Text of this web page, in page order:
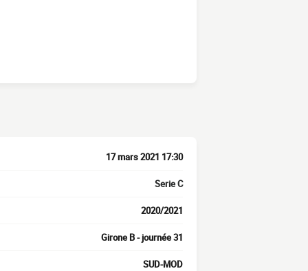
17 mars 2021 17:30
Serie C
2020/2021
Girone B - journée 31
SUD-MOD